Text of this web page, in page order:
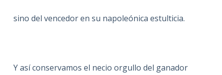
sino del vencedor en su napoleónica estulticia.
Y así conservamos el necio orgullo del ganador